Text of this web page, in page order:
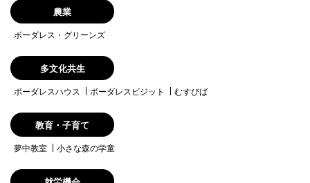
農業
ボーダレス・グリーンズ
多文化共生
ボーダレスハウス ボーダレスビジット むすびば
教育・子育て
夢中教室 小さな森の学童